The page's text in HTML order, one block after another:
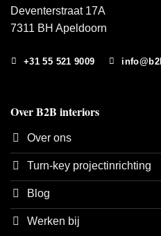
Deventerstraat 17A
7311 BH Apeldoorn
+31 55 521 9009
Over B2B interiors
Over ons
Turn-key projectinrichting
Blog
Werken bij